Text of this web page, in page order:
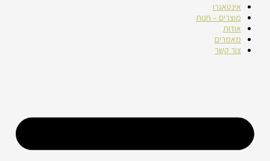
אינטאגרו
מוצרים – חנות
אודות
מאמרים
צור קשר